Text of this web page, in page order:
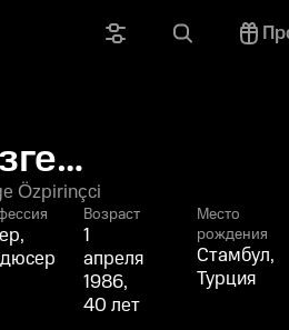
Özpirinçci
Возраст
1
апреля
1986,
40 лет
Место
рождения
Стамбул,
Турция